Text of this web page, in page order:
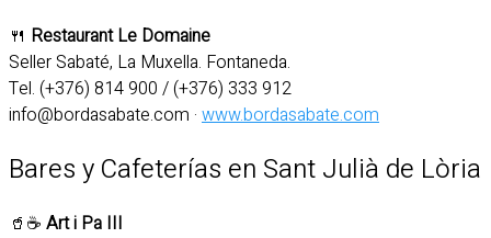
🍴 Restaurant Le Domaine
Seller Sabaté, La Muxella. Fontaneda.
Tel. (+376) 814 900 / (+376) 333 912
info@bordasabate.com · www.bordasabate.com
Bares y Cafeterías en Sant Julià de Lòria
🥤☕ Art i Pa III